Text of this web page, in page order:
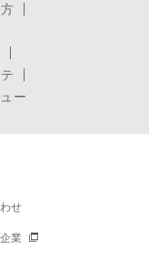
ー
せ
業